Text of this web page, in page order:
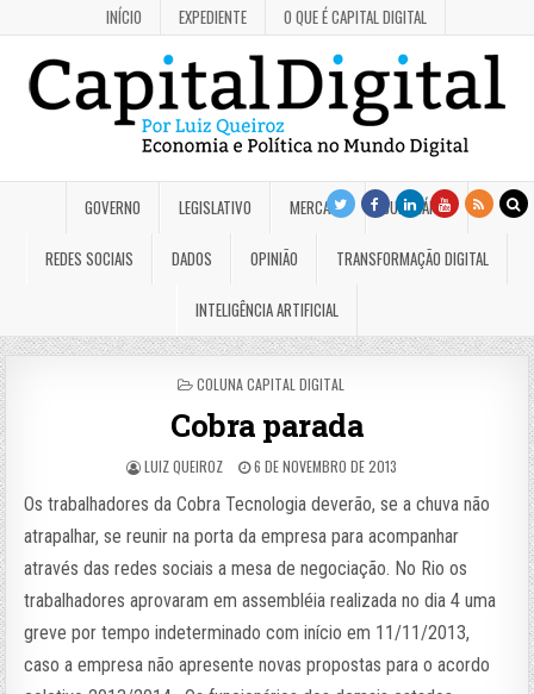
INÍCIO EXPEDIENTE O QUE É CAPITAL DIGITAL
GOVERNO LEGISLATIVO MERCADO JUDICIÁRIO
REDES SOCIAIS DADOS OPINIÃO TRANSFORMAÇÃO DIGITAL
INTELIGÊNCIA ARTIFICIAL
POSTED
COLUNA CAPITAL DIGITAL
Cobra parada
LUIZ QUEIROZ 6 DE NOVEMBRO DE 2013
Os trabalhadores da Cobra Tecnologia deverão, se a chuva não
atrapalhar, se reunir na porta da empresa para acompanhar
através das redes sociais a mesa de negociação. No Rio os
trabalhadores aprovaram em assembléia realizada no dia 4 uma
greve por tempo indeterminado com início em 11/11/2013,
caso a empresa não apresente novas propostas para o acordo